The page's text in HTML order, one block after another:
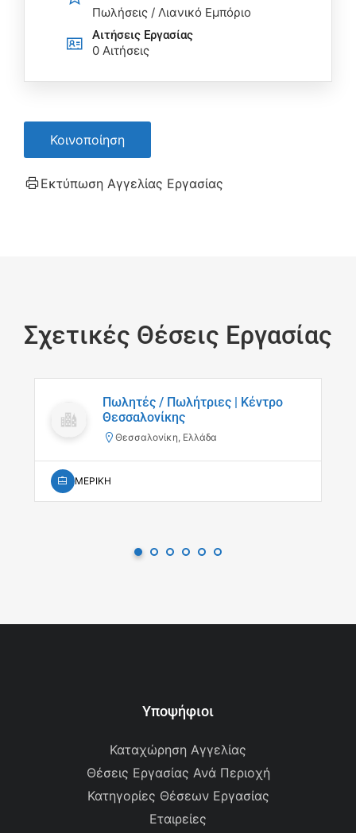
Πωλήσεις / Λιανικό Εμπόριο
Αιτήσεις Eργασίας
0 Αιτήσεις
Κοινοποίηση
Εκτύπωση Αγγελίας Εργασίας
Σχετικές Θέσεις Εργασίας
Πωλητές / Πωλήτριες | Κέντρο
Θεσσαλονίκης
Θεσσαλονίκη, Ελλάδα
ΜΕΡΙΚΗ
Υποψήφιοι
Καταχώρηση Αγγελίας
Θέσεις Εργασίας Ανά Περιοχή
Κατηγορίες Θέσεων Εργασίας
Εταιρείες